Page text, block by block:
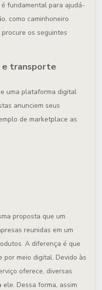
fundamental para ajudá-
como caminhoneiro
os seguintes
e transporte
uma plataforma digital
anunciem seus
de marketplace as
proposta que um
reunidas em um
A diferença é que
por meio digital. Devido às
oferece, diversas
Dessa forma, assim